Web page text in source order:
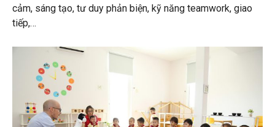
cảm, sáng tạo, tư duy phản biện, kỹ năng teamwork, giao
tiếp,…